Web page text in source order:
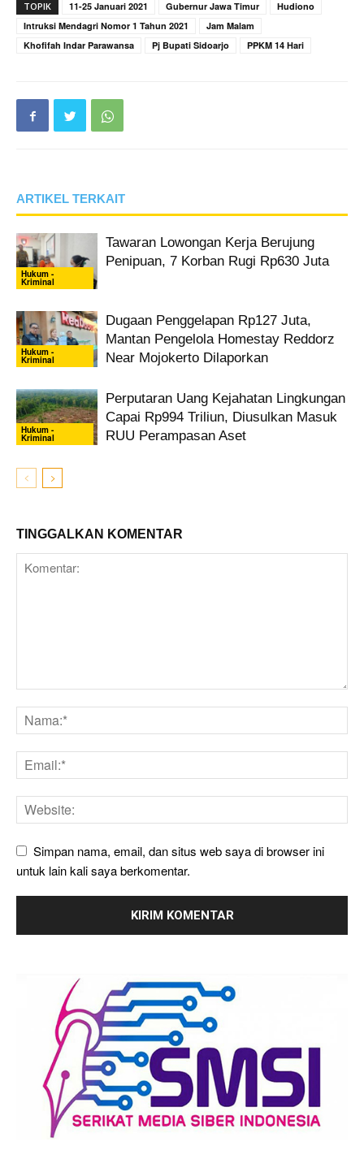
TOPIK 11-25 Januari 2021 Gubernur Jawa Timur
Hudiono
Intruksi Mendagri Nomor 1 Tahun 2021
Jam Malam
Khofifah Indar Parawansa
Pj Bupati Sidoarjo PPKM 14 Hari
ARTIKEL TERKAIT
Hukum -
Kriminal
Tawaran Lowongan Kerja Berujung
Penipuan, 7 Korban Rugi Rp630 Juta
Hukum -
Kriminal
Dugaan Penggelapan Rp127 Juta,
Mantan Pengelola Homestay Reddorz
Near Mojokerto Dilaporkan
Hukum -
Kriminal
Perputaran Uang Kejahatan Lingkungan
Capai Rp994 Triliun, Diusulkan Masuk
RUU Perampasan Aset
TINGGALKAN KOMENTAR
Simpan nama, email, dan situs web saya di browser ini
untuk lain kali saya berkomentar.